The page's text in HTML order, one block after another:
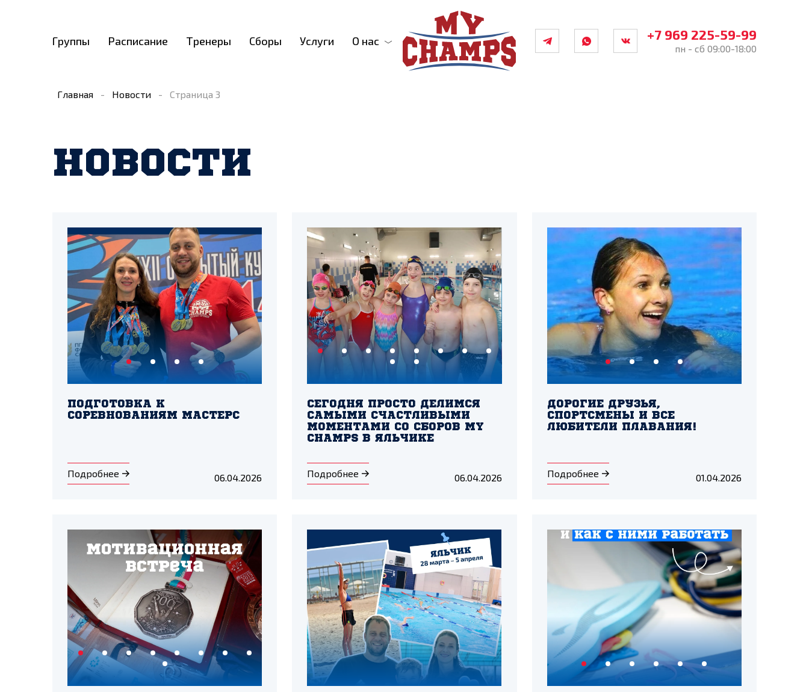
Группы Расписание Тренеры Сборы Услуги О нас +7 969 225-59-99
пн - сб 09:00-18:00
Главная - Новости - Страница 3
НОВОСТИ
ПОДГОТОВКА К
СОРЕВНОВАНИЯМ МАСТЕРС
Подробнее 06.04.2026
СЕГОДНЯ ПРОСТО ДЕЛИМСЯ
САМЫМИ СЧАСТЛИВЫМИ
МОМЕНТАМИ СО СБОРОВ MY
CHAMPS В ЯЛЬЧИКЕ
Подробнее 06.04.2026
ДОРОГИЕ ДРУЗЬЯ,
СПОРТСМЕНЫ И ВСЕ
ЛЮБИТЕЛИ ПЛАВАНИЯ!
Подробнее 01.04.2026